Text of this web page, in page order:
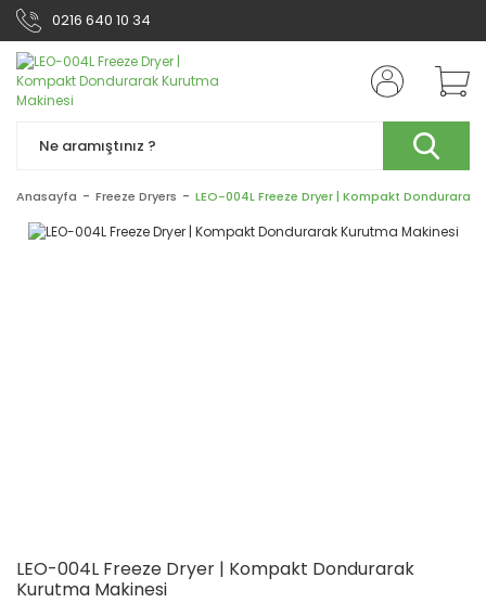
0216 640 10 34
Anasayfa Freeze Dryers LEO-004L Freeze Dryer | Kompakt Dondurarak
LEO-004L Freeze Dryer | Kompakt Dondurarak
Kurutma Makinesi